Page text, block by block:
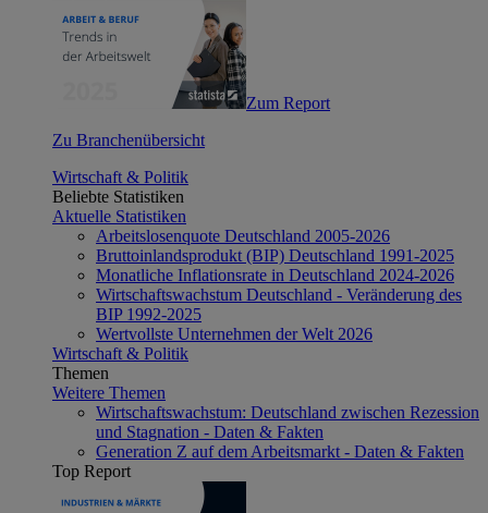
Zum Report
Zu Branchenübersicht
Wirtschaft & Politik
Beliebte Statistiken
Aktuelle Statistiken
Arbeitslosenquote Deutschland 2005-2026
Bruttoinlandsprodukt (BIP) Deutschland 1991-2025
Monatliche Inflationsrate in Deutschland 2024-2026
Wirtschaftswachstum Deutschland - Veränderung des
BIP 1992-2025
Wertvollste Unternehmen der Welt 2026
Wirtschaft & Politik
Themen
Weitere Themen
Wirtschaftswachstum: Deutschland zwischen Rezession
und Stagnation - Daten & Fakten
Generation Z auf dem Arbeitsmarkt - Daten & Fakten
Top Report